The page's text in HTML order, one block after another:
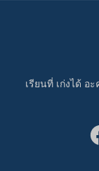
เรียนที่ เก่งได้ อ